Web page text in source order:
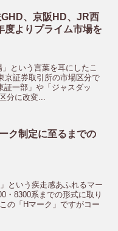
、京阪HD、JR西
度よりプライム市場を
という言葉を耳にしたこ
京証券取引所の市場区分で
証一部」や「ジャスダッ
分に改変...
ク制定に至るまでの
という疾走感あふれるマー
・8300系までの形式に取り
「Hマーク」ですがコー